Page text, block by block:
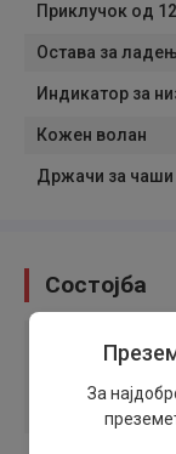
Приклучок од
Остава за
Индикатор за
Кожен волан
Држачи за чаши
Состојба
Гаражиран
За